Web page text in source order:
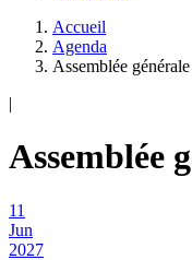
Accueil
Agenda
Assemblée
|
Assemblée
11
Jun
2027